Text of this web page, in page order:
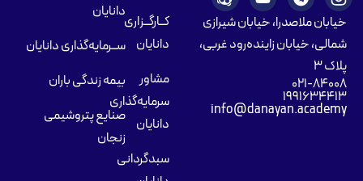
خیابان ملاصدرا، خیابان شیرازی
شمالی، خیابان زاینده‌رود غربی،
پلاک ۳
۰۲۱-۸۴۰۰۸
۱۹۹۱۶۳۴۴۱۳
info@danayan.academy
کــارگــزاری
دانایان
مشاور
سرمایه‌گذاری
دانایان
سبدگردانی
دانایان
ســرمایه‌گذاری دانایان
بیمه زندگی باران
صنایع پتروشیمی
زنجان